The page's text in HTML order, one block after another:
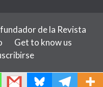
fundador de la Revista
Get to know us